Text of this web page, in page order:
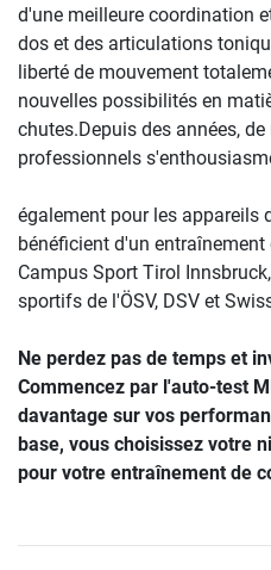
d'une meilleure coordination
dos et des articulations
liberté de mouvement
nouvelles possibilités en
chutes.Depuis des années,
professionnels
également pour les appareils
bénéficient d'un
Campus Sport Tirol
sportifs de l'ÖSV, DSV et
Ne perdez pas de temps et
Commencez par l'auto-test
davantage sur vos
base, vous choisissez votre
pour votre entraînement de